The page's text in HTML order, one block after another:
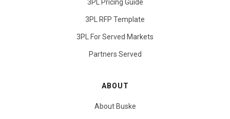
3PL Pricing Guide
3PL RFP Template
3PL For Served Markets
Partners Served
ABOUT
About Buske